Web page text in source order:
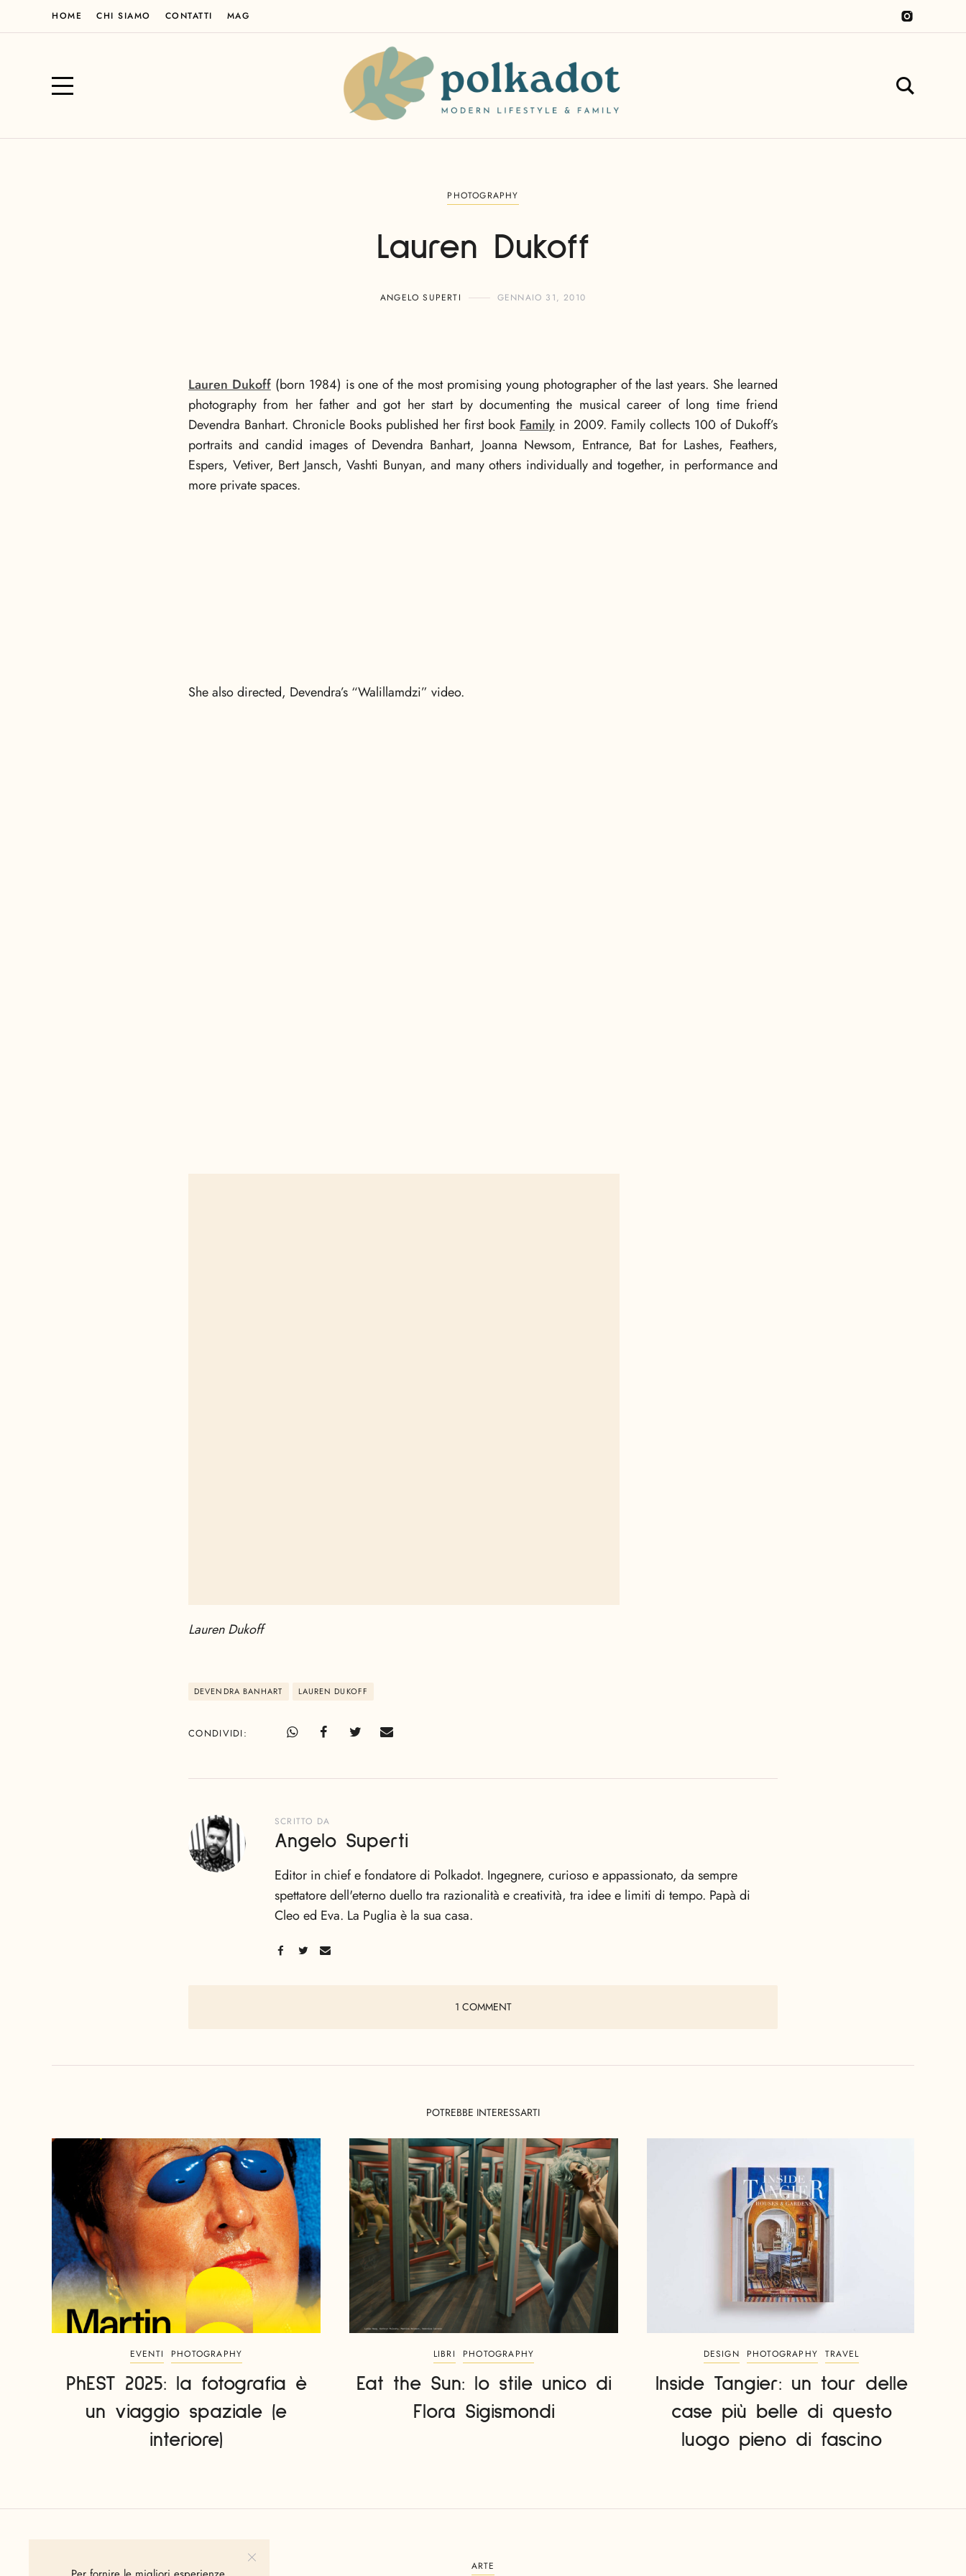
HOME CHI SIAMO CONTATTI MAG
PHOTOGRAPHY
Lauren Dukoff
ANGELO SUPERTI GENNAIO 31, 2010
Lauren Dukoff(born 1984) is one of the most promising young photographer of the last years. She learned
photography from her father and got her start by documenting the musical career of long time friend
Devendra Banhart. Chronicle Books published her first book Family in 2009. Family collects 100 of Dukoff’s
portraits and candid images of Devendra Banhart, Joanna Newsom, Entrance, Bat for Lashes, Feathers,
Espers, Vetiver, Bert Jansch, Vashti Bunyan, and many others individually and together, in performance and
more private spaces.
She also directed, Devendra’s “Walillamdzi” video.
Lauren Dukoff
DEVENDRA BANHART LAUREN DUKOFF
CONDIVIDI
SCRITTO DA
Angelo Superti
Editor in chief e fondatore di Polkadot. Ingegnere, curioso e appassionato, da sempre
spettatore dell'eterno duello tra razionalità e creatività, tra idee e limiti di tempo. Papà di
Cleo ed Eva. La Puglia è la sua casa.
1 COMMENT
POTREBBE INTERESSARTI
EVENTI PHOTOGRAPHY
PhEST 2025: la fotografia è
un viaggio spaziale (e
interiore)
LIBRI PHOTOGRAPHY
Eat the Sun: lo stile unico di
Flora Sigismondi
DESIGN PHOTOGRAPHY TRAVEL
Inside Tangier: un tour delle
case più belle di questo
luogo pieno di fascino
ARTE